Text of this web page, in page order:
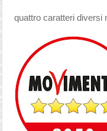
quattro caratteri diversi